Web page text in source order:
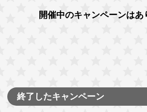
開催中のキャンペーンはあ
終了したキャンペーン